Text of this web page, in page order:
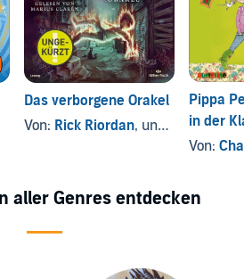
Das verborgene Orakel
Von: Rick Riordan, und andere
Pippa
in der
Von:
aller Genres entdecken